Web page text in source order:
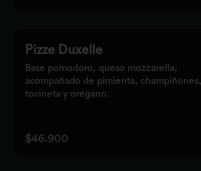
Pizze Duxelle
Base pomodoro, queso mozzarella,
acompañado de pimienta, champiñones,
tocineta y orégano.
$46.900